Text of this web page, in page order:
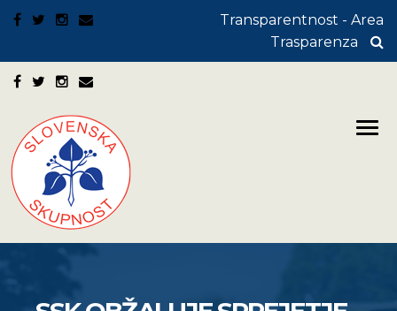
Transparentnost - Area
Trasparenza